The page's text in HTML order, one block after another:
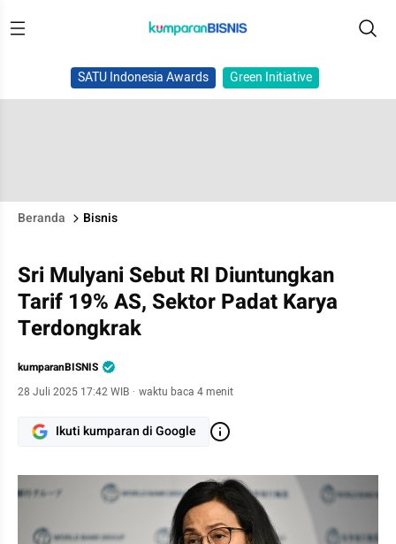
SATU Indonesia Awards Green Initiative
Beranda Bisnis
Sri Mulyani Sebut RI Diuntungkan
Tarif 19% AS, Sektor Padat Karya
Terdongkrak
kumparanBISNIS
28 Juli 2025 17:42 WIB · waktu baca 4 menit
Ikuti kumparan di Google